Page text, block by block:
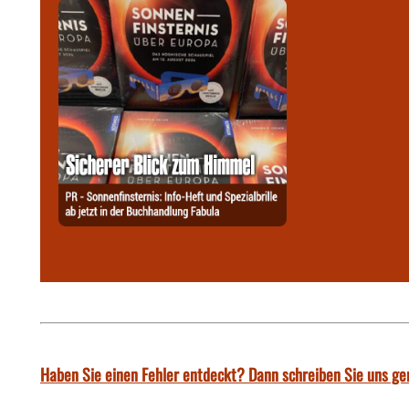
Haben Sie einen Fehler entdeckt? Dann schreiben Sie uns